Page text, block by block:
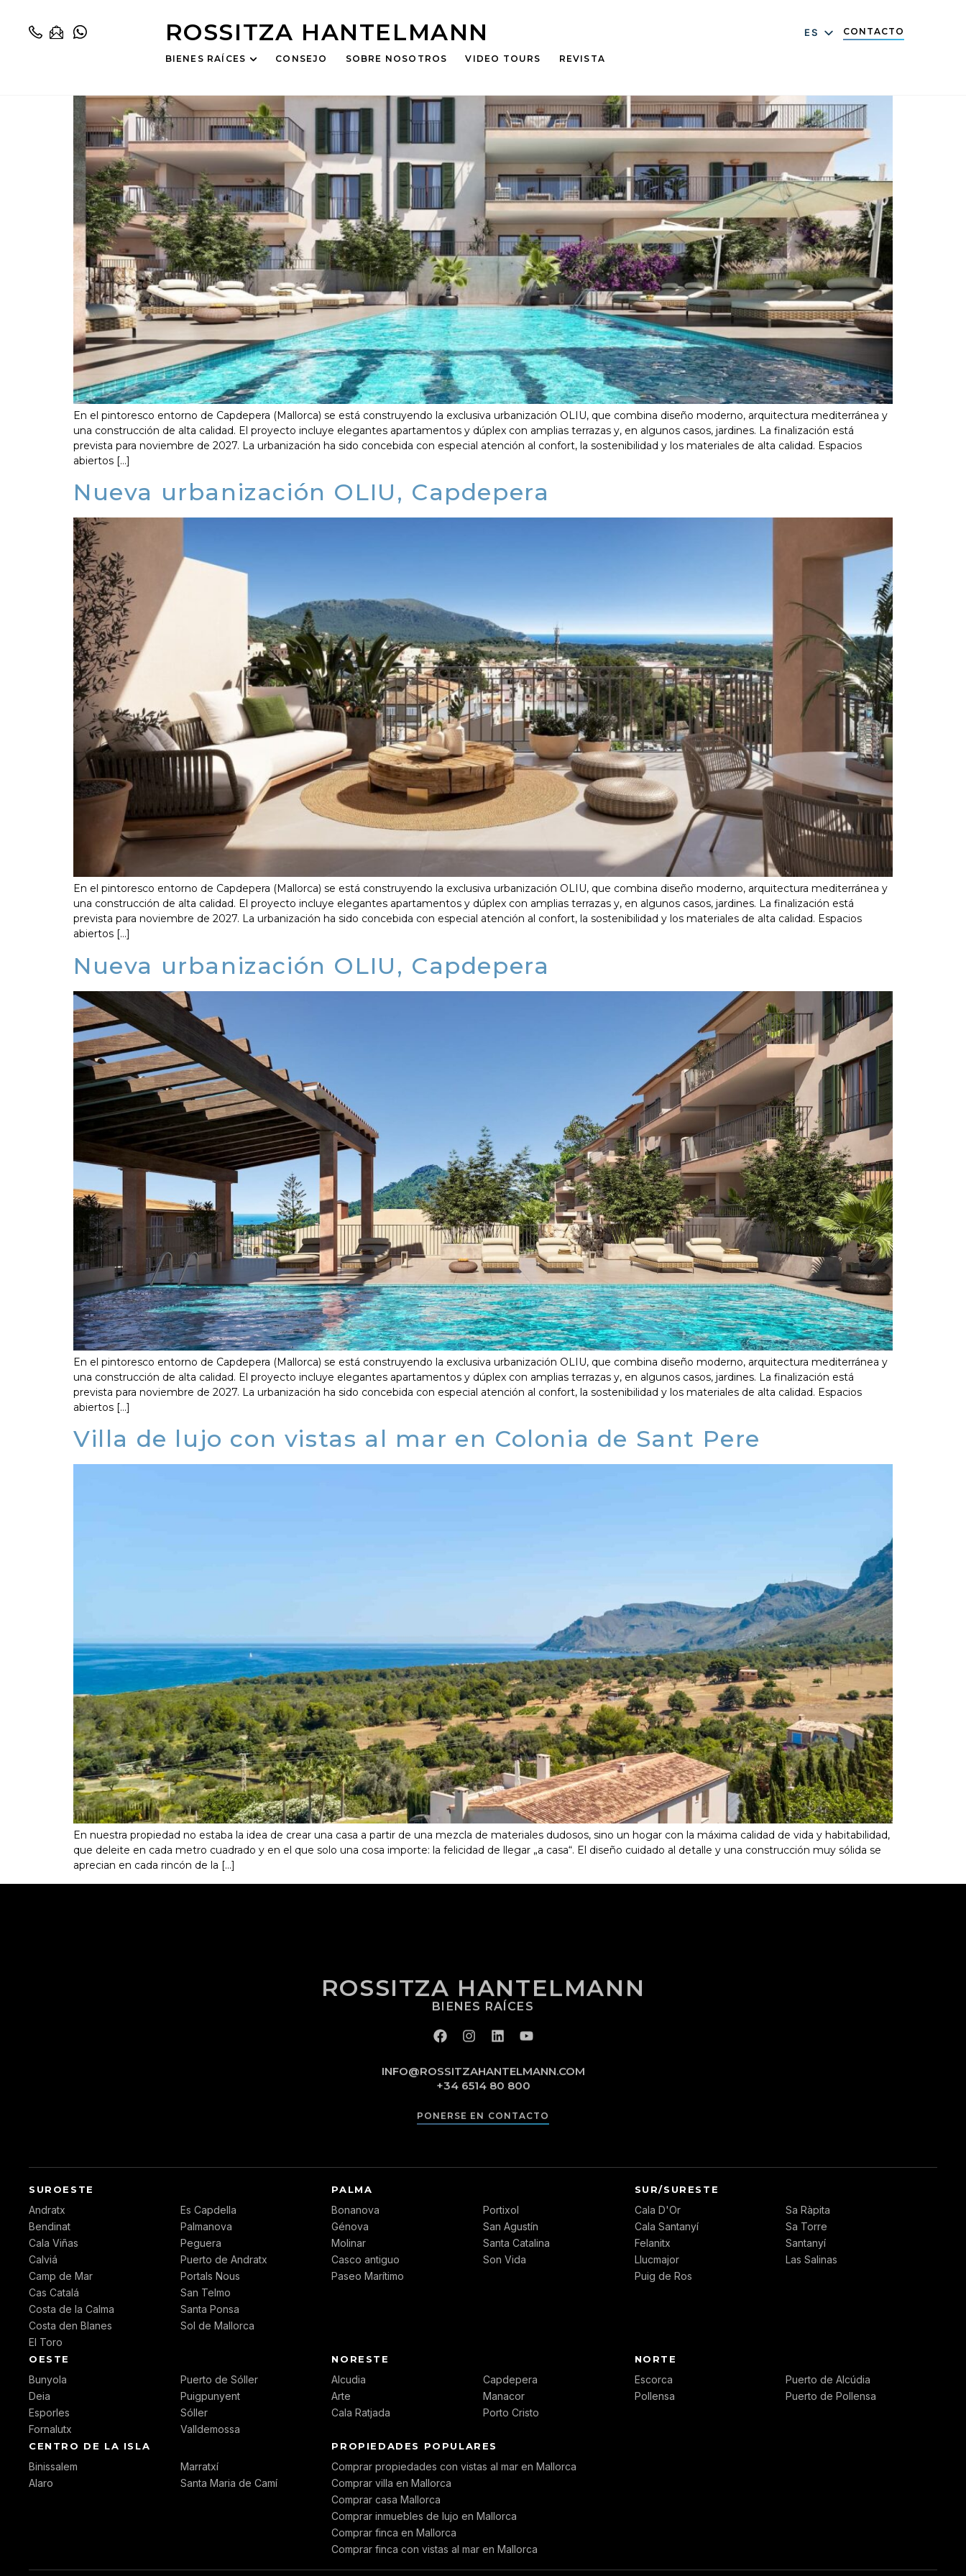
ROSSITZA HANTELMANN
BIENES RAÍCES CONSEJO SOBRE NOSOTROS VIDEO TOURS REVISTA
ES CONTACTO
Nueva urbanización OLIU, Capdepera
En el pintoresco entorno de Capdepera (Mallorca) se está construyendo la exclusiva urbanización OLIU, que combina diseño moderno, arquitectura mediterránea y
una construcción de alta calidad. El proyecto incluye elegantes apartamentos y dúplex con amplias terrazas y, en algunos casos, jardines. La finalización está
prevista para noviembre de 2027. La urbanización ha sido concebida con especial atención al confort, la sostenibilidad y los materiales de alta calidad. Espacios
abiertos […]
Nueva urbanización OLIU, Capdepera
En el pintoresco entorno de Capdepera (Mallorca) se está construyendo la exclusiva urbanización OLIU, que combina diseño moderno, arquitectura mediterránea y
una construcción de alta calidad. El proyecto incluye elegantes apartamentos y dúplex con amplias terrazas y, en algunos casos, jardines. La finalización está
prevista para noviembre de 2027. La urbanización ha sido concebida con especial atención al confort, la sostenibilidad y los materiales de alta calidad. Espacios
abiertos […]
Nueva urbanización OLIU, Capdepera
En el pintoresco entorno de Capdepera (Mallorca) se está construyendo la exclusiva urbanización OLIU, que combina diseño moderno, arquitectura mediterránea y
una construcción de alta calidad. El proyecto incluye elegantes apartamentos y dúplex con amplias terrazas y, en algunos casos, jardines. La finalización está
prevista para noviembre de 2027. La urbanización ha sido concebida con especial atención al confort, la sostenibilidad y los materiales de alta calidad. Espacios
abiertos […]
Villa de lujo con vistas al mar en Colonia de Sant Pere
En nuestra propiedad no estaba la idea de crear una casa a partir de una mezcla de materiales dudosos, sino un hogar con la máxima calidad de vida y habitabilidad,
que deleite en cada metro cuadrado y en el que solo una cosa importe: la felicidad de llegar „a casa“. El diseño cuidado al detalle y una construcción muy sólida se
aprecian en cada rincón de la [...]
ROSSITZA HANTELMANN
BIENES RAÍCES
INFO@ROSSITZAHANTELMANN.COM
+34 6514 80 800
PONERSE EN CONTACTO
SUROESTE
Andratx
Bendinat
Cala Viñas
Calviá
Camp de Mar
Cas Catalá
Costa de la Calma
Costa den Blanes
El Toro
Es Capdella
Palmanova
Peguera
Puerto de Andratx
Portals Nous
San Telmo
Santa Ponsa
Sol de Mallorca
PALMA
Bonanova
Génova
Molinar
Casco antiguo
Paseo Marítimo
Portixol
San Agustín
Santa Catalina
Son Vida
SUR/SURESTE
Cala D'Or
Cala Santanyí
Felanitx
Llucmajor
Puig de Ros
Sa Ràpita
Sa Torre
Santanyí
Las Salinas
OESTE
Bunyola
Deia
Esporles
Fornalutx
Puerto de Sóller
Puigpunyent
Sóller
Valldemossa
NORESTE
Alcudia
Arte
Cala Ratjada
Capdepera
Manacor
Porto Cristo
NORTE
Escorca
Pollensa
Puerto de Alcúdia
Puerto de Pollensa
CENTRO DE LA ISLA
Binissalem
Alaro
Marratxí
Santa Maria de Camí
PROPIEDADES POPULARES
Comprar propiedades con vistas al mar en Mallorca
Comprar villa en Mallorca
Comprar casa Mallorca
Comprar inmuebles de lujo en Mallorca
Comprar finca en Mallorca
Comprar finca con vistas al mar en Mallorca